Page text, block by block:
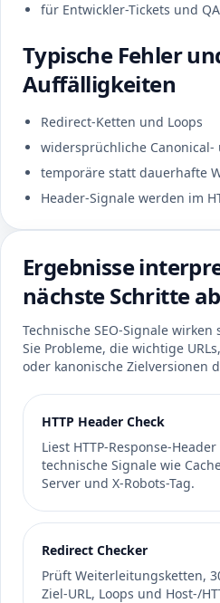
für Entwickler-Tickets und QA
Typische Fehler
Auffälligkeiten
Redirect-Ketten und Loops
widersprüchliche Canonical-
temporäre statt dauerhafte
Header-Signale werden im
Ergebnisse
nächste Schritte
Technische SEO-Signale
Sie Probleme, die wichtige
oder kanonische Zielversionen
HTTP Header Check
Liest HTTP-Response-
technische Signale wie
Server und X-Robots-Tag.
Redirect Checker
Prüft Weiterleitungsketten,
Ziel-URL, Loops und Host-/